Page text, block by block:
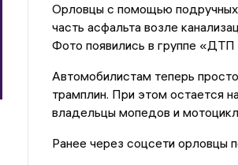
Орловцы с помощью
часть асфальта возле
Фото появились в группе
Автомобилистам теперь
трамплин. При этом остается
владельцы мопедов и
Ранее через соцсети орловцы